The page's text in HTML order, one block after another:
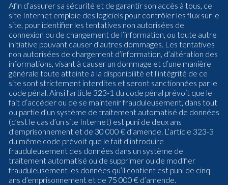
Afin d’assurer sa sécurité et de garantir son accès à tous, ce
site Internet emploie des logiciels pour contrôler les flux sur le
site, pour identifier les tentatives non autorisées de
connexion ou de changement de l’information, ou toute autre
initiative pouvant causer d’autres dommages. Les tentatives
non autorisées de chargement d’information, d’altération des
informations, visant à causer un dommage et d’une manière
générale toute atteinte à la disponibilité et l’intégrité de ce
site sont strictement interdites et seront sanctionnées par le
code pénal. Ainsi l’article 323-1 du code pénal prévoit que le
fait d’accéder ou de se maintenir frauduleusement, dans tout
ou partie d’un système de traitement automatisé de données
(c’est le cas d’un site Internet) est puni de deux ans
d’emprisonnement et de 30 000 € d’amende. L’article 323-3
du même code prévoit que le fait d’introduire
frauduleusement des données dans un système de
traitement automatisé ou de supprimer ou de modifier
frauduleusement les données qu’il contient est puni de cinq
ans d’emprisonnement et de 75 000 € d’amende.